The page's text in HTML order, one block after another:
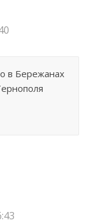
в Бережанах